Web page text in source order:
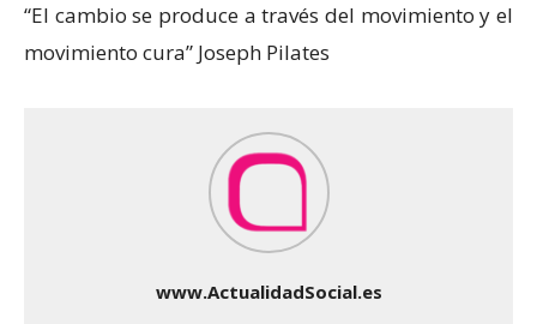
“El cambio se produce a través del movimiento y el
movimiento cura” Joseph Pilates
www.ActualidadSocial.es